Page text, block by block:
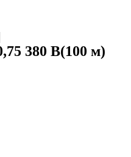
380 В(100 м)